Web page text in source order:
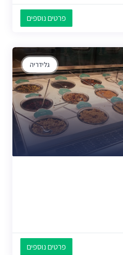
פרטים נוספים
גלידריה
פרטים נוספים